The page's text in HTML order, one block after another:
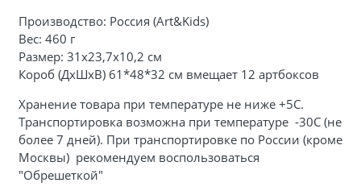
Производство: Россия (Art&Kids)
Вес: 460 г
Размер: 31х23,7х10,2 см
Короб (ДхШхВ) 61*48*32 см вмещает 12 артбоксов
Хранение товара при температуре не ниже +5С.
Транспортировка возможна при температуре -30С (не
более 7 дней). При транспортировке по России (кроме
Москвы) рекомендуем воспользоваться
"Обрешеткой"